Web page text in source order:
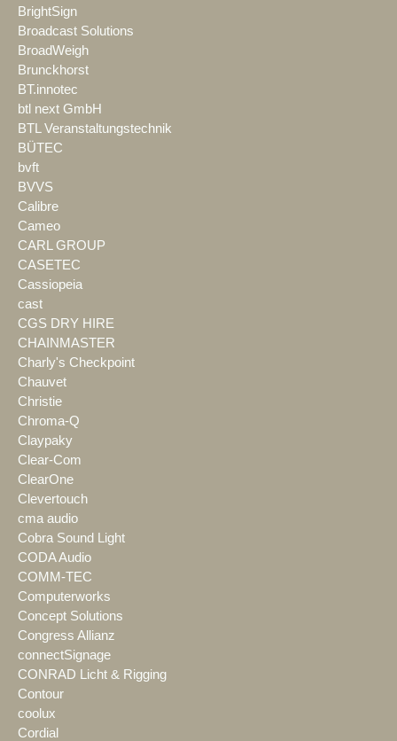
BrightSign
Broadcast Solutions
BroadWeigh
Brunckhorst
BT.innotec
btl next GmbH
BTL Veranstaltungstechnik
BÜTEC
bvft
BVVS
Calibre
Cameo
CARL GROUP
CASETEC
Cassiopeia
cast
CGS DRY HIRE
CHAINMASTER
Charly's Checkpoint
Chauvet
Christie
Chroma-Q
Claypaky
Clear-Com
ClearOne
Clevertouch
cma audio
Cobra Sound Light
CODA Audio
COMM-TEC
Computerworks
Concept Solutions
Congress Allianz
connectSignage
CONRAD Licht & Rigging
Contour
coolux
Cordial